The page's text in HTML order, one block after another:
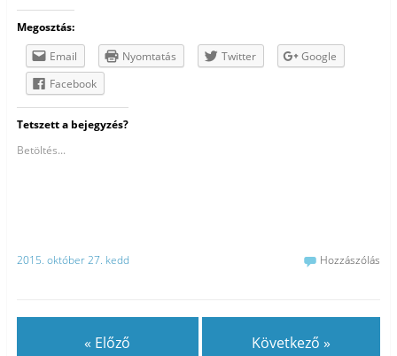
Megosztás:
Email
Nyomtatás Twitter
Google
Facebook
Tetszett a bejegyzés?
Betöltés...
2015. október 27. kedd Hozzászólás
« Előző Következő »